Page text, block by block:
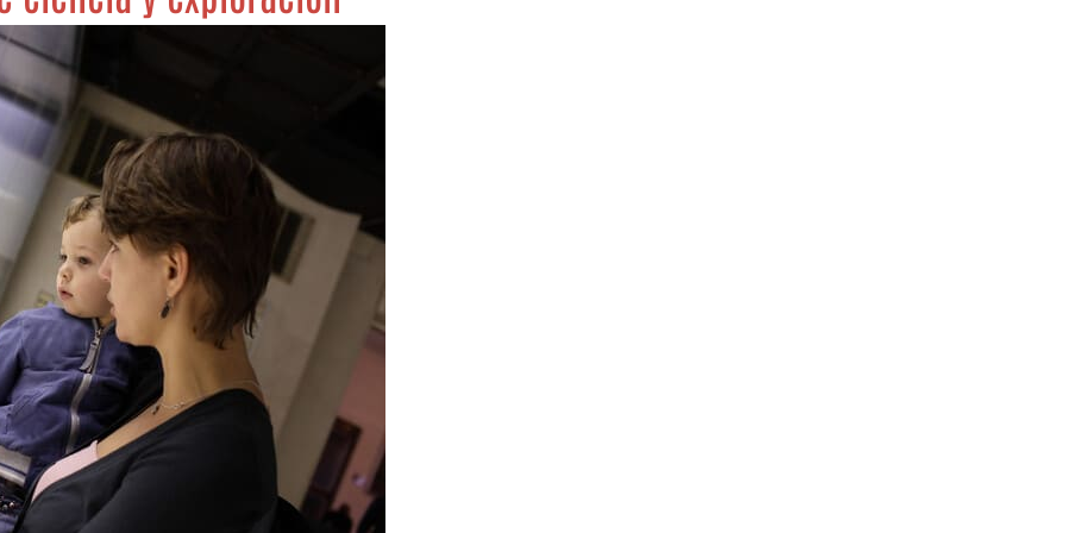
la seguridad, evitar y detectar fraudes, y eliminar
y presentar publicidad y contenido, Guardar y
las preferencias de privacidad.